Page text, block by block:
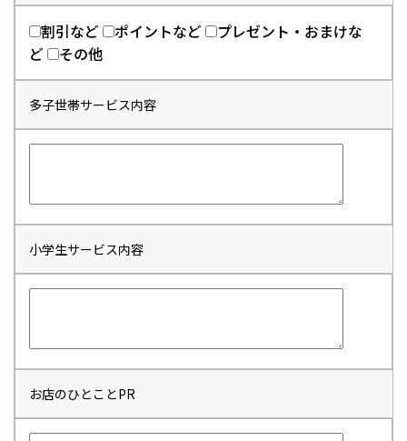
割引など ポイントなど
プレゼント・おまけな
ど
その他
多子世帯サービス内容
小学生サービス内容
お店のひとことPR